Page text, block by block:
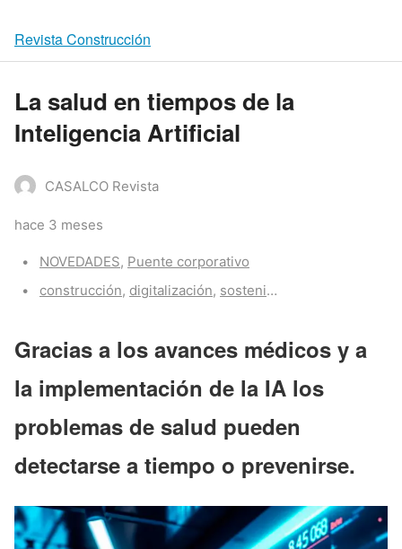
Revista Construcción
La salud en tiempos de la
Inteligencia Artificial
CASALCO Revista
hace 3 meses
Categories:
NOVEDADES, Puente corporativo
Tags:
construcción, digitalización, sostenibilidad
Gracias a los avances médicos y a
la implementación de la IA los
problemas de salud pueden
detectarse a tiempo o prevenirse.